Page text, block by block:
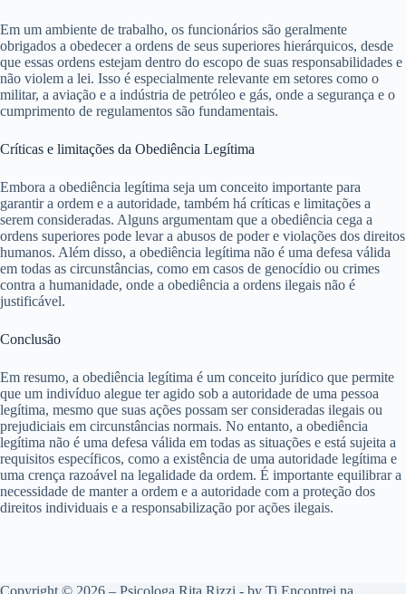
Em um ambiente de trabalho, os funcionários são geralmente
obrigados a obedecer a ordens de seus superiores hierárquicos, desde
que essas ordens estejam dentro do escopo de suas responsabilidades e
não violem a lei. Isso é especialmente relevante em setores como o
militar, a aviação e a indústria de petróleo e gás, onde a segurança e o
cumprimento de regulamentos são fundamentais.
Críticas e limitações da Obediência Legítima
Embora a obediência legítima seja um conceito importante para
garantir a ordem e a autoridade, também há críticas e limitações a
serem consideradas. Alguns argumentam que a obediência cega a
ordens superiores pode levar a abusos de poder e violações dos direitos
humanos. Além disso, a obediência legítima não é uma defesa válida
em todas as circunstâncias, como em casos de genocídio ou crimes
contra a humanidade, onde a obediência a ordens ilegais não é
justificável.
Conclusão
Em resumo, a obediência legítima é um conceito jurídico que permite
que um indivíduo alegue ter agido sob a autoridade de uma pessoa
legítima, mesmo que suas ações possam ser consideradas ilegais ou
prejudiciais em circunstâncias normais. No entanto, a obediência
legítima não é uma defesa válida em todas as situações e está sujeita a
requisitos específicos, como a existência de uma autoridade legítima e
uma crença razoável na legalidade da ordem. É importante equilibrar a
necessidade de manter a ordem e a autoridade com a proteção dos
direitos individuais e a responsabilização por ações ilegais.
Copyright © 2026 – Psicologa Rita Rizzi - by Ti Encontrei na